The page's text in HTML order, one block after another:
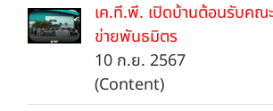
เค.ที.พี. เปิดบ้านต้อนรับคณ
ข่ายพันธมิตร
10 ก.ย. 2567
(Content)